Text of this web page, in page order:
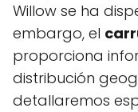
Willow se ha
embargo, el
proporciona
distribución
detallaremos